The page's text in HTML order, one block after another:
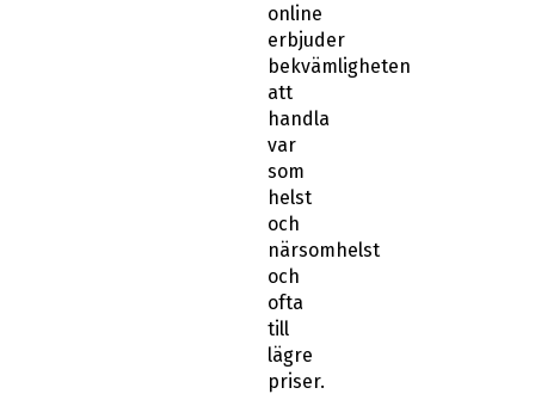
online
erbjuder
bekvämligheten
att
handla
var
som
helst
och
närsomhelst
och
ofta
till
lägre
priser.